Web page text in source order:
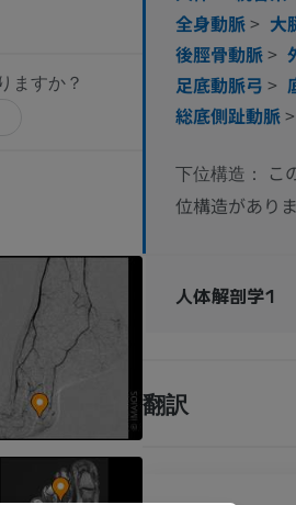
ますか？
全身動脈> 大
後脛骨動脈>
足底動脈弓 >
総底側趾動脈>
下位構造：
こ
位構造があり
人体解剖学1
翻訳